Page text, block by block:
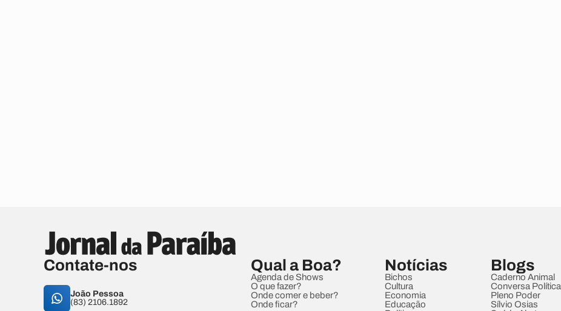
Contate-nos
João Pessoa
(83) 2106.1892
Qual a Boa?
Agenda de Shows
O que fazer?
Onde comer e beber?
Onde ficar?
Notícias
Bichos
Cultura
Economia
Educação
Blogs
Caderno Animal
Conversa Política
Pleno Poder
Sílvio Osias